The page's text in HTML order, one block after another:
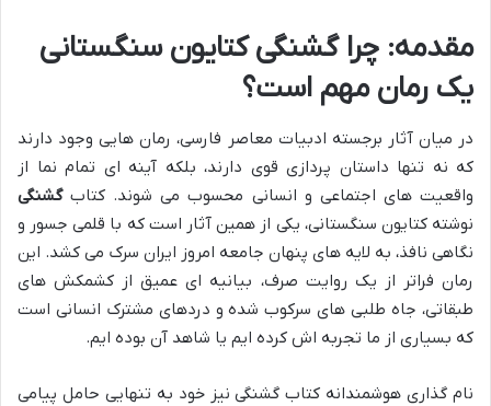
مقدمه: چرا گشنگی کتایون سنگستانی
یک رمان مهم است؟
در میان آثار برجسته ادبیات معاصر فارسی، رمان هایی وجود دارند
که نه تنها داستان پردازی قوی دارند، بلکه آینه ای تمام نما از
واقعیت های اجتماعی و انسانی محسوب می شوند. کتابگشنگی
نوشته کتایون سنگستانی، یکی از همین آثار است که با قلمی جسور و
نگاهی نافذ، به لایه های پنهان جامعه امروز ایران سرک می کشد. این
رمان فراتر از یک روایت صرف، بیانیه ای عمیق از کشمکش های
طبقاتی، جاه طلبی های سرکوب شده و دردهای مشترک انسانی است
که بسیاری از ما تجربه اش کرده ایم یا شاهد آن بوده ایم.
نام گذاری هوشمندانه کتاب گشنگی نیز خود به تنهایی حامل پیامی